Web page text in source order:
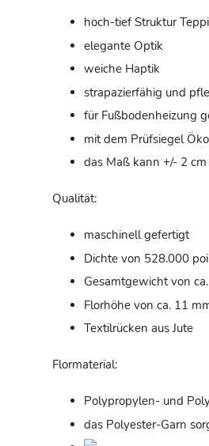
hoch-tief Struktur
elegante Optik
weiche Haptik
strapazierfähig und
für Fußbodenheizung
mit dem Prüfsiegel
das Maß kann +/- 2
Qualität:
maschinell gefertigt
Dichte von 528.000
Gesamtgewicht von
Florhöhe von ca. 11
Textilrücken aus Jute
Flormaterial:
Polypropylen- und
das Polyester-Garn